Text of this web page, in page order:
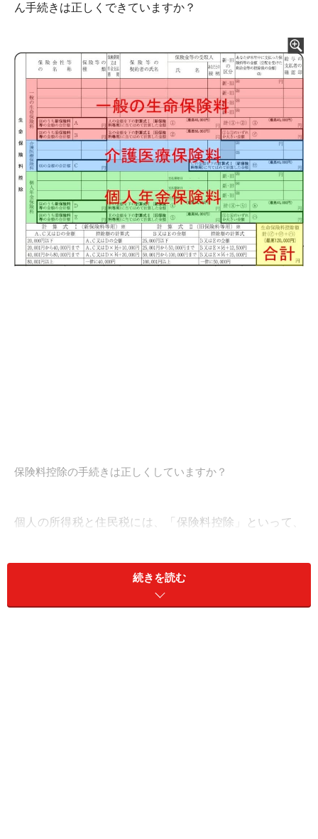
ん手続きは正しくできていますか？
保険料控除の手続きは正しくしていますか？
個人の所得税と住民税には、「保険料控除」といって、
差し引ける）制度があります。年末調整や確定申告の
際、保険料控除証明書を使って手続きをすることで、税
額を計算する際の所得額が減り、結果として納める税金
続きを読む